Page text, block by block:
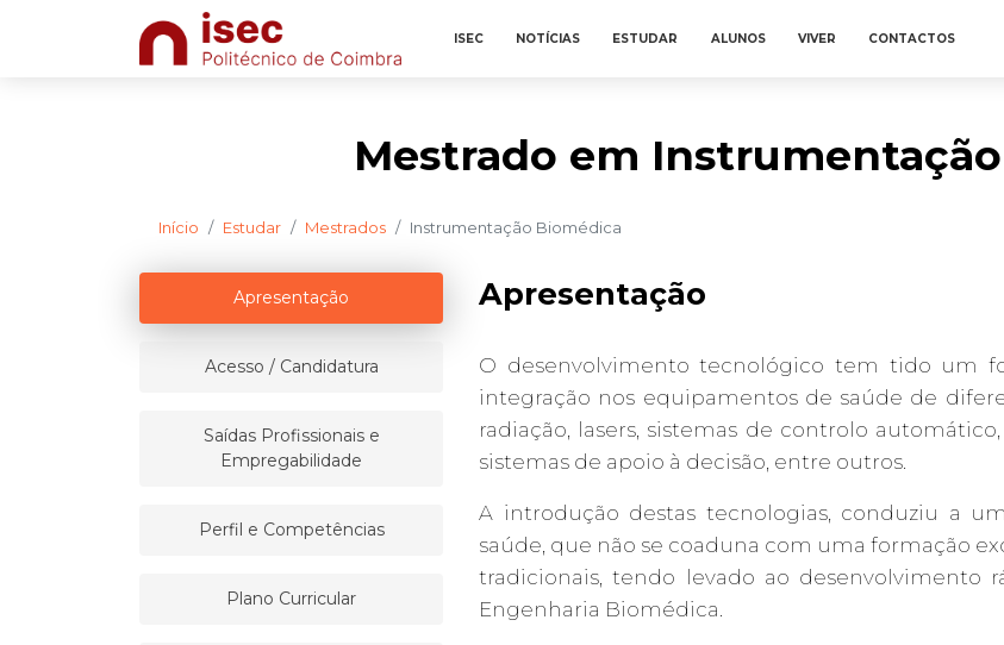
ISEC NOTÍCIAS ESTUDAR ALUNOS VIVER CONTACTOS
Mestrado em
Início Estudar Mestrados Instrumentação Biomédica
Apresentação
Acesso / Candidatura
Saídas Profissionais e
Empregabilidade
Perfil e Competências
Plano Curricular
Apresentação
O desenvolvimento tecnológico tem tido um
integração nos equipamentos de saúde de
radiação, lasers, sistemas de controlo
sistemas de apoio à decisão, entre outros.
A introdução destas tecnologias, conduziu a
saúde, que não se coaduna com uma formação
tradicionais, tendo levado ao desenvolvimento
Engenharia Biomédica.